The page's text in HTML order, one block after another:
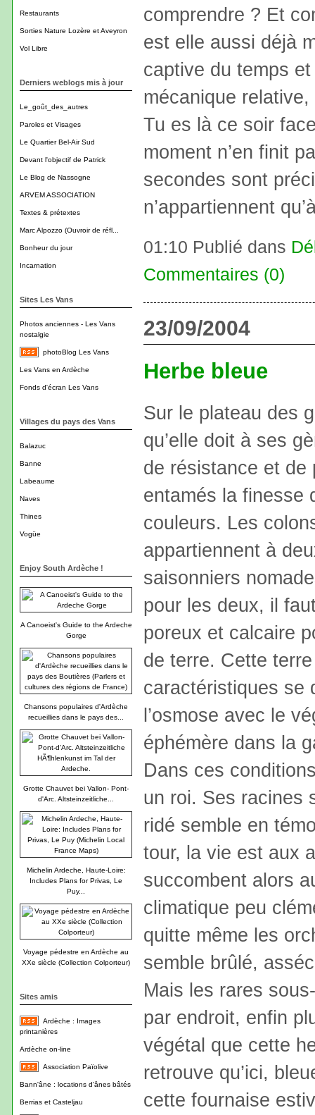
Restaurants
Sorties Nature Lozère et Aveyron
Vol Libre
Derniers weblogs mis à jour
Le_goût_des_autres
Paroles et Visages
Le Quartier Bel-Air Sud
Devant l'objectif de Patrick
Le Blog de Nassogne
ARVEM ASSOCIATION
Textes & prétextes
Marc Alpozzo (Ouvroir de réfl...
Bonheur du jour
Incarnation
Sites Les Vans
Photos anciennes - Les Vans
nostalgie
photoBlog Les Vans
Les Vans en Ardèche
Fonds d'écran Les Vans
Villages du pays des Vans
Balazuc
Banne
Labeaume
Naves
Thines
Vogüe
Enjoy South Ardèche !
A Canoeist's Guide to the Ardeche
Gorge
Chansons populaires d'Ardèche
recueillies dans le pays des...
Grotte Chauvet bei Vallon- Pont-
d'Arc. Altsteinzeitliche...
Michelin Ardeche, Haute-Loire:
Includes Plans for Privas, Le
Puy...
Voyage pédestre en Ardèche au
XXe siècle (Collection Colporteur)
Sites amis
Ardèche : Images
printanières
Ardèche on-line
Association Païolive
Bann'âne : locations d'ânes bâtés
Berrias et Casteljau
comprendre ? Et
est elle aussi déjà
captive du temps
mécanique
Tu es là ce soir
moment n’en finit
secondes sont
n’appartiennent
01:10 Publié dans
Commentaires (0)
23/09/2004
Herbe bleue
Sur le plateau des
qu’elle doit à ses
de résistance et de
entamés la finesse
couleurs. Les
appartiennent à
saisonniers
pour les deux, il
poreux et calcaire
de terre. Cette
caractéristiques se
l’osmose avec le
éphémère dans la
Dans ces
un roi. Ses racines
ridé semble en
tour, la vie est aux
succombent alors
climatique peu
quitte même les
semble brûlé,
Mais les rares
par endroit, enfin
végétal que cette
retrouve qu’ici,
cette fournaise